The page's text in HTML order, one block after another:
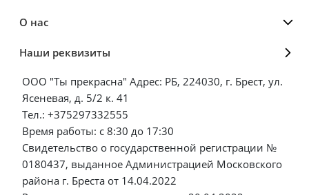
О нас
Наши реквизиты
ООО "Ты прекрасна" Адрес: РБ, 224030, г. Брест, ул.
Ясеневая, д. 5/2 к. 41
Тел.: +375297332555
Время работы: с 8:30 до 17:30
Свидетельство о государственной регистрации №
0180437, выданное Администрацией Московского
района г. Бреста от 14.04.2022